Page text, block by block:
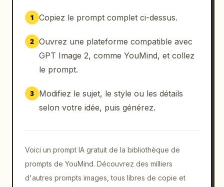
1 Copiez le prompt complet ci-dessus.
2 Ouvrez une plateforme compatible avec
GPT Image 2, comme YouMind, et collez
le prompt.
3
Modifiez le sujet, le style ou les détails
selon votre idée, puis générez.
Voici un prompt IA gratuit de la bibliothèque de
prompts de YouMind. Découvrez des milliers
d'autres prompts images, tous libres de copie et